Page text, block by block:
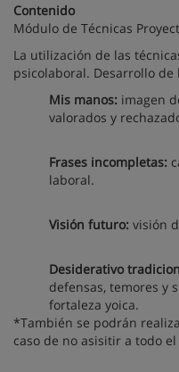
Contenido
Módulo de Técnicas
La utilización de las
psicolaboral. Desarrollo de
Mis manos: imagen
valorados y
Frases incompletas:
laboral.
Visión futuro: visión
Desiderativo
defensas, temores y
fortaleza yoica.
*También se podrán
caso de no asisitir a todo